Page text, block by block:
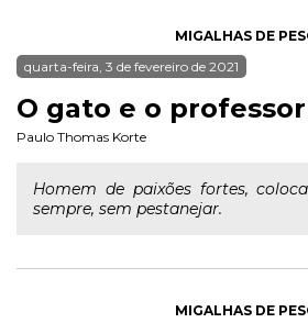
MIGALHAS DE
quarta-feira, 3 de fevereiro de 2021
O gato e o professor
Paulo Thomas Korte
Homem de paixões fortes,
sempre, sem pestanejar.
MIGALHAS DE